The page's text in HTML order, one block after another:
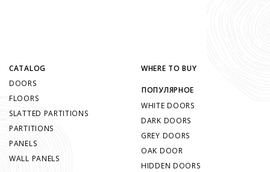
CATALOG
DOORS
FLOORS
SLATTED PARTITIONS
PARTITIONS
PANELS
WALL PANELS
WHERE TO BUY
ПОПУЛЯРНОЕ
WHITE DOORS
DARK DOORS
GREY DOORS
OAK DOOR
HIDDEN DOORS